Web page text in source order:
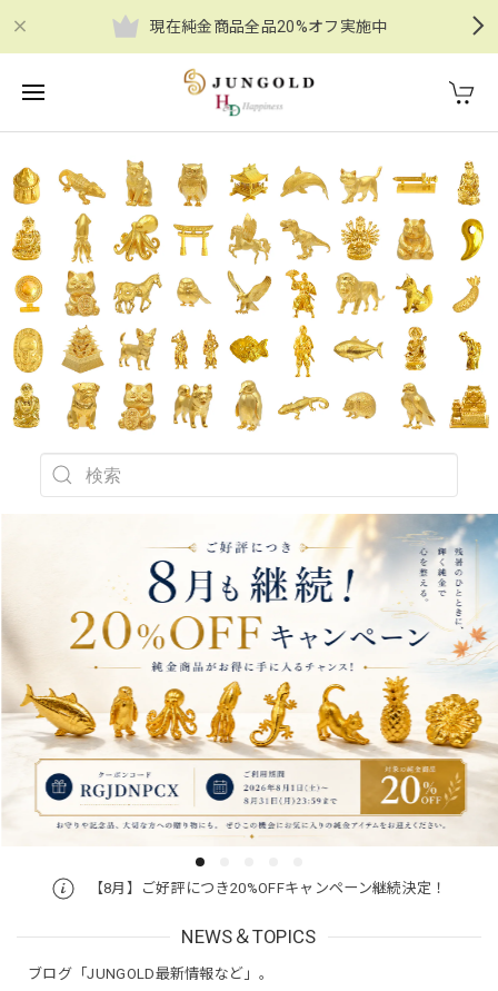
現在純金商品全品20%オフ実施中
【8月】ご好評につき20%OFFキャンペーン継続決定！
NEWS＆TOPICS
ブログ「JUNGOLD最新情報など」。